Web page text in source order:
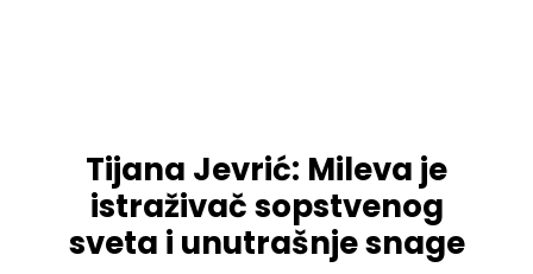
Tijana Jevrić: Mileva je
istraživač sopstvenog
sveta i unutrašnje snage